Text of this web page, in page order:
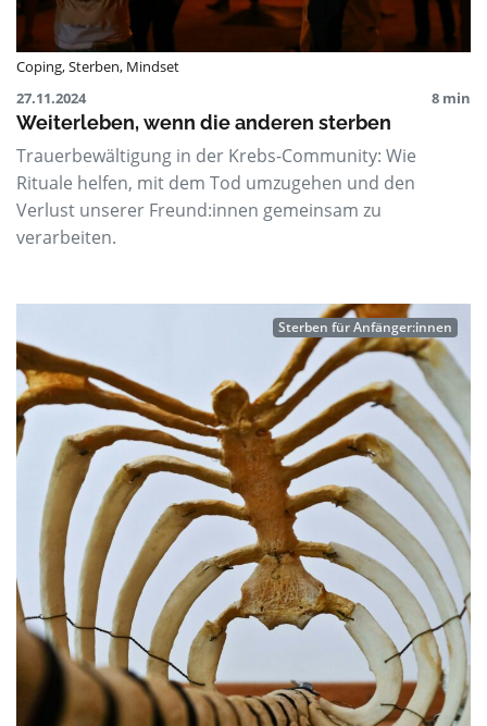
Coping,Sterben, Mindset
27.11.2024
8 min
Weiterleben, wenn die anderen sterben
Trauerbewältigung in der Krebs-Community: Wie
Rituale helfen, mit dem Tod umzugehen und den
Verlust unserer Freund:innen gemeinsam zu
verarbeiten.
Sterben für Anfänger:innen